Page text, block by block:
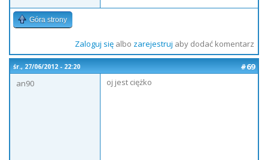
Góra strony
Zaloguj sięalbo zarejestruj aby dodać komentarz
śr., 27/06/2012 - 22:20
#69
an90
oj jest ciężko